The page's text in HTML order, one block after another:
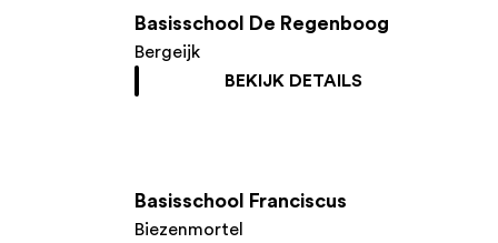
Basisschool De Regenboog
Bergeijk
BEKIJK DETAILS
Basisschool Franciscus
Biezenmortel